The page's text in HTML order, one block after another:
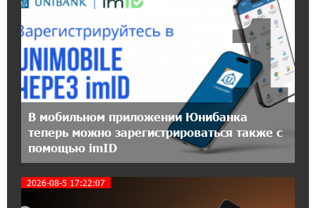
11:30:15 17-07-2026
Ucom и Microsoft Innovation Center помогают
школьникам развивать навыки
кибербезопасности
При поддержке Ucom в Шенаване
установлена солнечная станция мощностью
10 кВт
Юнибанк разыграет поездку в Италию среди
новых держателей карт Mastercard World
В мобильном приложении Юнибанка
теперь можно зарегистрироваться также с
помощью imID
1
2026-08-5 17:22:07